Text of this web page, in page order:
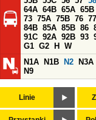
64A 64B 65A 65B
73 75A 75B 76 77
84B 85A 85B 86
91C 92A 92B 93
G1 G2 H
W
N1A
N1B N2 N3A
N9
Linie